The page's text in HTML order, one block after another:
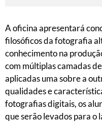
A oficina apresentará
filosóficos da fotografia
conhecimento na
com múltiplas camadas
aplicadas uma sobre a
qualidades e
fotografias digitais, os
que serão levados para